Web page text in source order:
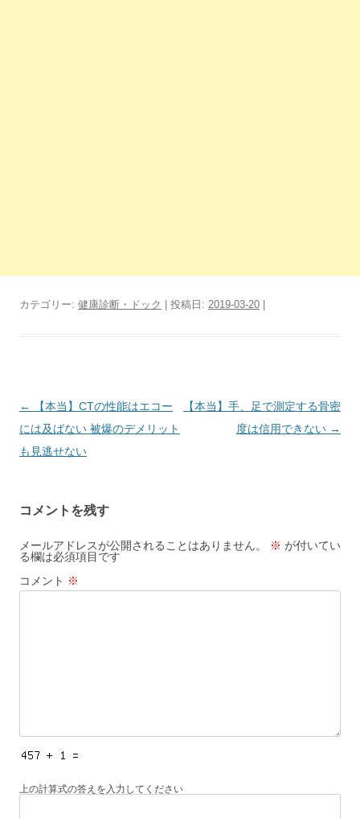
カテゴリー: 健康診断・ドック | 投稿日: 2019-03-20
投
稿
ナ
ー
シ
ョ
ン
←
【本当】CTの性能はエコー
には及ばない 被爆のデメリット
も見逃せない
【本当】手、足で測定する骨密
度は信用できない →
コメントを残す
メールアドレスが公開されることはありません。 ※ が付いてい
る欄は必須項目です
コメント ※
上の計算式の答えを入力してください